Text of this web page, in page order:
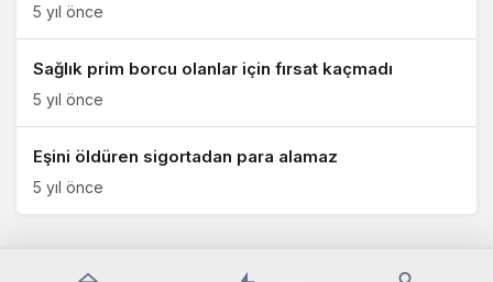
5 yıl önce
Sağlık prim borcu olanlar için fırsat kaçmadı
5 yıl önce
Eşini öldüren sigortadan para alamaz
5 yıl önce